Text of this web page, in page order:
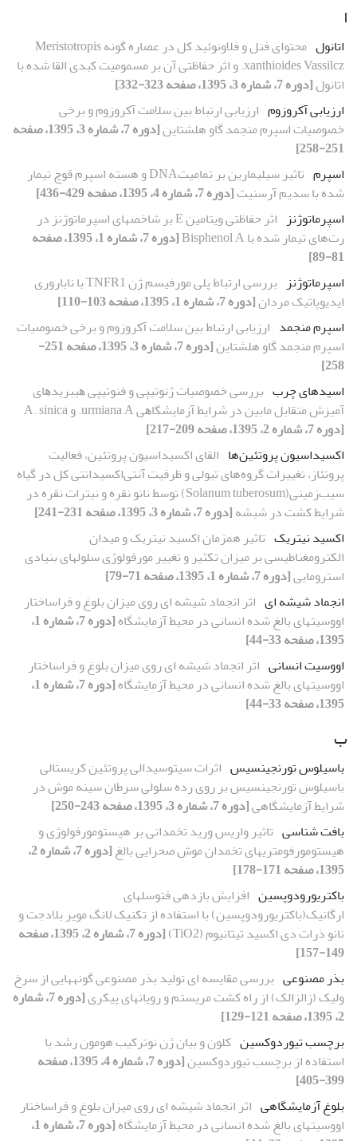
ا
اتانول
محتوای فنل و فلاونوئید کل در عصاره‌ گونه Meristotropis
xanthioides Vassilcz. و اثر حفاظتی آن بر مسمومیت کبدی القا شده با
اتانول[دوره 7، شماره 3، 1395، صفحه 323-332]
ارزیابی آکروزوم ارزیابی ارتباط بین سلامت آکروزوم و برخی
خصوصیات اسپرم منجمد گاو هلشتاین
[دوره 7، شماره 3، 1395، صفحه
251-258]
اسپرم
تاثیر سیلیمارین بر تمامیتDNA و هسته اسپرم قوچ تیمار
شده با سدیم آرسنیت[دوره 7، شماره 4، 1395، صفحه 429-436]
اسپرماتوژنز
اثر حفاظتی ویتامین E بر شاخص‏های اسپرماتوژنز در
رت‌های تیمار شده با Bisphenol A
[دوره 7، شماره 1، 1395، صفحه
81-89]
اسپرماتوژنز
بررسی ارتباط پلی مورفیسم ژن TNFR1 با ناباروری
ایدیوپاتیک مردان[دوره 7، شماره 1، 1395، صفحه 103-110]
اسپرم منجمد ارزیابی ارتباط بین سلامت آکروزوم و برخی خصوصیات
اسپرم منجمد گاو هلشتاین
[دوره 7، شماره 3، 1395، صفحه 251-
258]
اسیدهای چرب ﺑﺮرﺳﯽ ﺧﺼﻮﺻﯿﺎت ژﻧﻮﺗﯿﭙﯽ و فنوتیپی ﻫﯿﺒﺮﯾﺪﻫﺎی
آﻣﯿﺰش ﻣﺘﻘﺎﺑﻞ ﻣﺎﺑﯿﻦ در ﺷﺮاﯾﻂ آزﻣﺎﯾﺸﮕﺎﻫﯽ urmiana A. و A. sinica
[دوره 7، شماره 2، 1395، صفحه 209-217]
اکسیداسیون پروتئین‌ها القای اکسیداسیون پروتئین‌، فعالیت
پروتئاز، تغییرات گروه‌های تیولی و ظرفیت آنتی‌اکسیدانتی کل در گیاه
سیب‌زمینی(Solanum tuberosum) توسط نانو نقره و نیترات نقره در
شرایط کشت در شیشه[دوره 7، شماره 3، 1395، صفحه 231-241]
اکسید نیتریک تاثیر هم‏زمان اکسید نیتریک و میدان
الکترومغناطیسی بر میزان تکثیر و تغییر مورفولوژی سلول‏های بنیادی
استرومایی[دوره 7، شماره 1، 1395، صفحه 71-79]
انجماد شیشه ای اثر انجماد شیشه ای روی میزان بلوغ و فراساختار
اووسیت‏های بالغ شده انسانی در محیط آزمایشگاه
[دوره 7، شماره 1،
1395، صفحه 33-44]
اووسیت انسانی اثر انجماد شیشه ای روی میزان بلوغ و فراساختار
اووسیت‏های بالغ شده انسانی در محیط آزمایشگاه
[دوره 7، شماره 1،
1395، صفحه 33-44]
ب
باسیلوس تورنجینسیس اثرات سیتوسیدالی پروتئین کریستالی
باسیلوس تورنجینسیس بر روی رده سلولی سرطان سینه موش در
شرایط آزمایشگاهی[دوره 7، شماره 3، 1395، صفحه 243-250]
بافت شناسی تاثیر واریس ورید تخمدانی بر هیستومورفولوژی و
هیستومورفومتری‏های تخمدان موش صحرایی بالغ
[دوره 7، شماره 2،
1395، صفحه 171-178]
باکتریورودوپسین افزایش بازدهی فتوسل‏های
ارگانیک(باکتریورودوپسین) با استفاده از تکنیک لانگ مویر بلادجت و
نانو ذرات دی اکسید تیتانیوم (TiO2)
[دوره 7، شماره 2، 1395، صفحه
149-157]
بذر مصنوعی بررسی مقایسه ای تولید بذر مصنوعی گونه‏هایی از سرخ
ولیک (زالزالک) از راه کشت مریستم و رویان‏های پیکری
[دوره 7، شماره
2، 1395، صفحه 121-129]
برچسب تیوردوکسین کلون و بیان ژن نوترکیب هومون رشد با
استفاده از برچسب تیوردوکسین
[دوره 7، شماره 4، 1395، صفحه
399-405]
بلوغ آزمایشگاهی اثر انجماد شیشه ای روی میزان بلوغ و فراساختار
اووسیت‏های بالغ شده انسانی در محیط آزمایشگاه
[دوره 7، شماره 1،